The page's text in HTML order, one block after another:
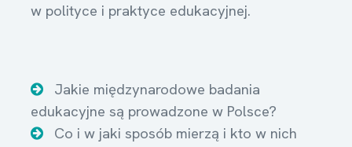
w polityce i praktyce edukacyjnej.
Jakie międzynarodowe badania
edukacyjne są prowadzone w Polsce?
Co i w jaki sposób mierzą i kto w nich